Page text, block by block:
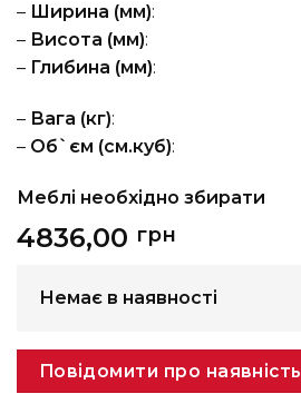
– Ширина (мм):
– Висота (мм):
– Глибина (мм):
– Вага (кг):
– Об`єм (см.куб):
Меблі необхідно збирати
4836,00 грн
Немає в наявності
Повідомити про наявність